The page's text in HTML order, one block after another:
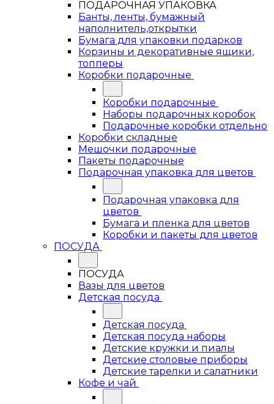
ПОДАРОЧНАЯ УПАКОВКА
Банты, ленты, бумажный
наполнитель,открытки
Бумага для упаковки подарков
Корзины и декоративные ящики,
топперы
Коробки подарочные
Коробки подарочные
Наборы подарочных коробок
Подарочные коробки отдельно
Коробки складные
Мешочки подарочные
Пакеты подарочные
Подарочная упаковка для цветов
Подарочная упаковка для
цветов
Бумага и пленка для цветов
Коробки и пакеты для цветов
ПОСУДА
ПОСУДА
Вазы для цветов
Детская посуда
Детская посуда
Детская посуда наборы
Детские кружки и пиалы
Детские столовые приборы
Детские тарелки и салатники
Кофе и чай